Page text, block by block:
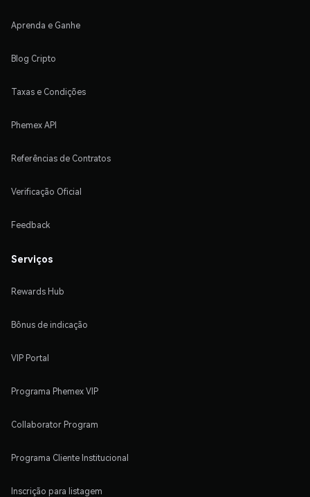
Aprenda e Ganhe
Blog Cripto
Taxas e Condições
Phemex API
Referências de Contratos
Verificação Oficial
Feedback
Serviços
Rewards Hub
Bônus de indicação
VIP Portal
Programa Phemex VIP
Collaborator Program
Programa Cliente Institucional
Inscrição para listagem